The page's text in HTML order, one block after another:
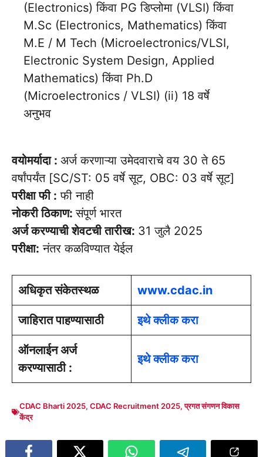
(Electronics) किंवा PG डिप्लोमा (VLSI) किंवा
M.Sc (Electronics, Mathematics) किंवा
M.E / M Tech (Microelectronics/VLSI,
Electronic System Design, Applied
Mathematics) किंवा Ph.D
(Microelectronics / VLSI) (ii) 18 वर्षे
अनुभव
वयोमर्यादा : अर्ज करणाऱ्या उमेदवाराचे वय 30 ते 65
वर्षांपर्यंत [SC/ST: 05 वर्षे सूट, OBC: 03 वर्षे सूट]
परीक्षा फी : फी नाही
नोकरी ठिकाण:संपूर्ण भारत
अर्ज करण्याची शेवटची तारीख: 31 जुलै 2025
परीक्षा: नंतर कळविण्यात येईल
अधिकृत संकेतस्थळ www.cdac.in
जाहिरात पाहण्यासाठी इथे क्लीक करा
ऑनलाईन अर्ज
करण्यासाठी :
इथे क्लीक करा
CDAC Bharti 2025, CDAC Recruitment 2025,प्रगत संगणन विकास
केंद्र